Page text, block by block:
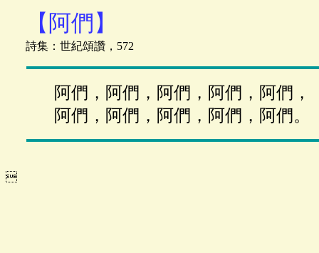
【阿們】
詩集：世紀頌讚，572
阿們，阿們，阿們，阿們，阿們，
阿們，阿們，阿們，阿們，阿們。
